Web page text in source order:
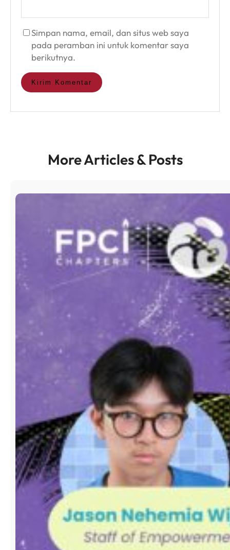
Simpan nama, email, dan situs web saya
pada peramban ini untuk komentar saya
berikutnya.
More Articles & Posts